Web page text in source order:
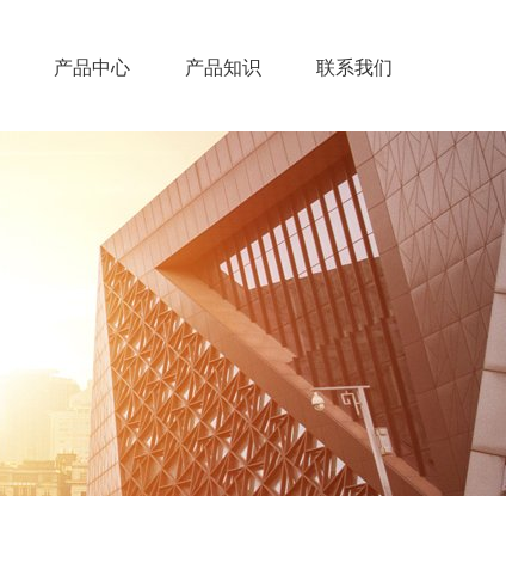
产品中心 产品知识 联系我们